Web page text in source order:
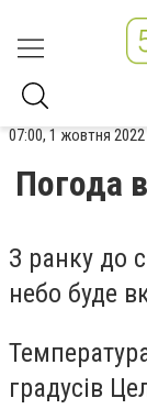
07:00, 1 жовтня 2022
Погода
З ранку до
небо буде
градусів